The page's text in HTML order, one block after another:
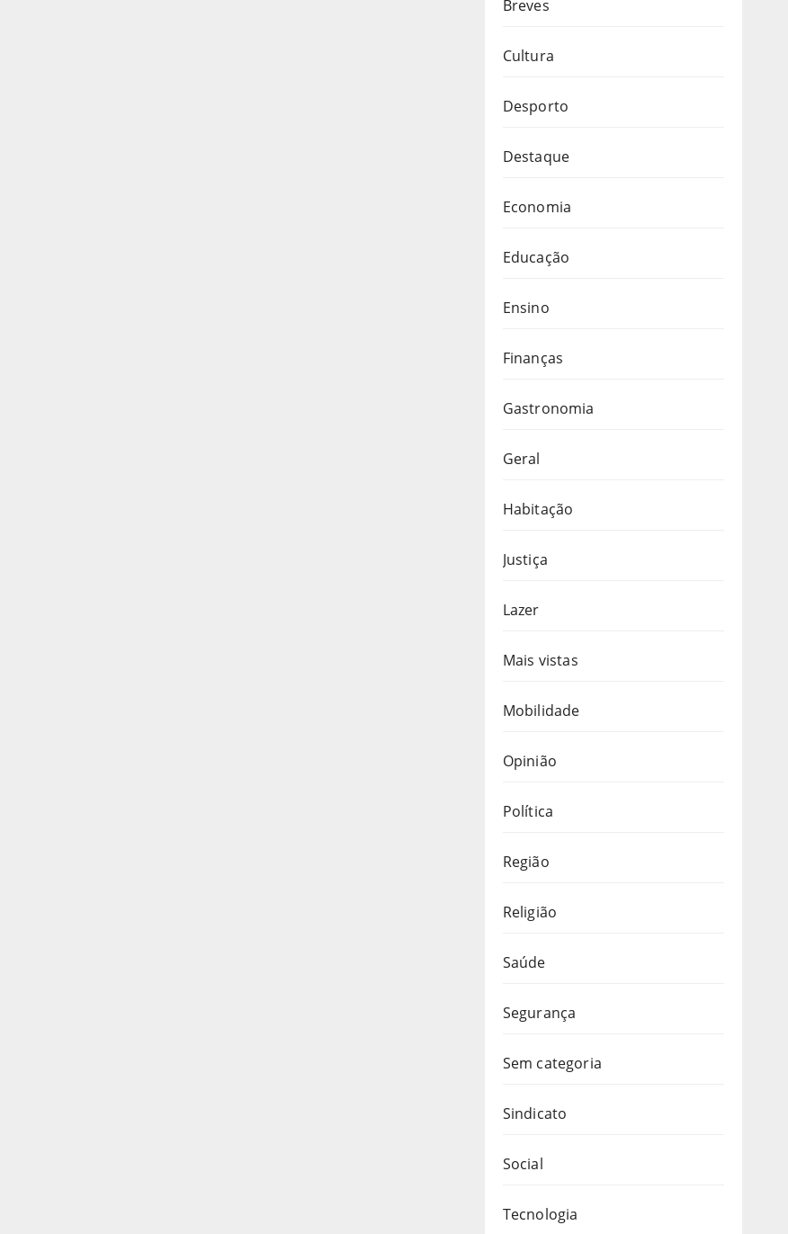
Breves
Cultura
Desporto
Destaque
Economia
Educação
Ensino
Finanças
Gastronomia
Geral
Habitação
Justiça
Lazer
Mais vistas
Mobilidade
Opinião
Política
Região
Religião
Saúde
Segurança
Sem categoria
Sindicato
Social
Tecnologia